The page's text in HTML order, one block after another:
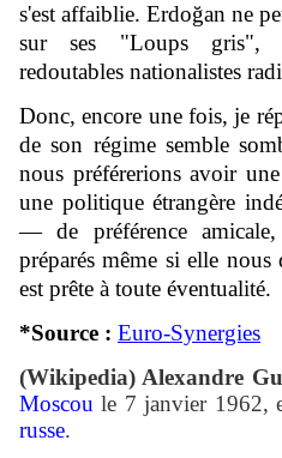
s'est affaiblie. Erdoğan ne
sur ses "Loups gris",
redoutables nationalistes
Donc, encore une fois, je
de son régime semble
nous préférerions avoir
une politique étrangère
— de préférence
préparés même si elle
est prête à toute éventualité.
*Source : Euro-Synergies
(Wikipedia) Alexandre
Moscou le 7 janvier 1962,
russe.